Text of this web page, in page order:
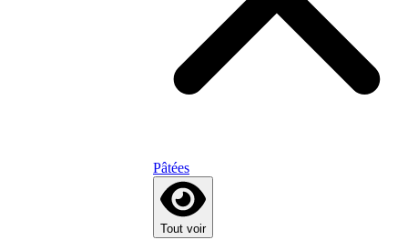
Pâtées
Tout voir